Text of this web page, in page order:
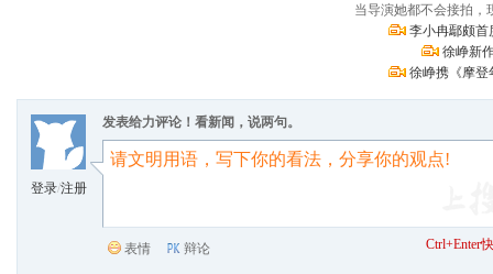
当导演她都不会接拍，
李小冉鄢颇首
徐峥新
徐峥携《摩登
登录/注册
发表给力评论！看新闻，说两句。
表情 辩论 Ctrl+Enter